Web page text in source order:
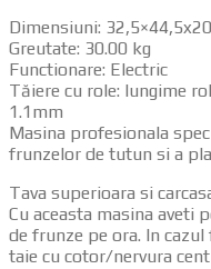
Dimensiuni:
Greutate: 30.00 kg
Functionare: Electric
Tăiere cu role: lungime
1.1mm
Masina profesionala
frunzelor de tutun si a
Tava superioara si
Cu aceasta masina aveti
de frunze pe ora. In
taie cu cotor/nervura